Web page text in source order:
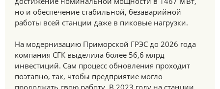
но и обеспечение стабильной, безаварийной
работы всей станции даже в пиковые нагрузки.
На модернизацию Приморской ГРЭС до 2026 года
компания СГК выделила более 56,6 млрд
инвестиций. Сам процесс обновления проходит
поэтапно, так, чтобы предприятие могло
продолжать свою работу. В 2023 году на станции